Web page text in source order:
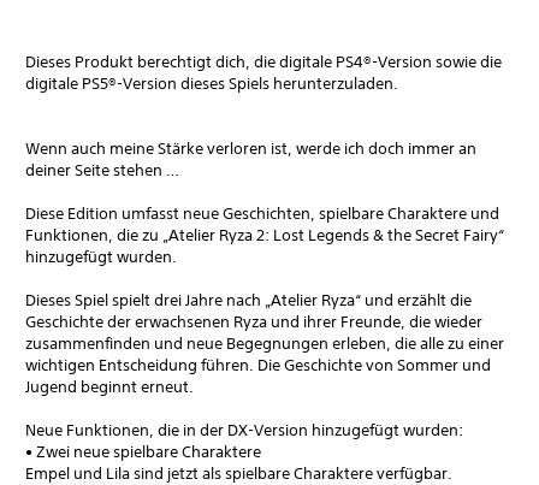
Dieses Produkt berechtigt dich, die digitale PS4®-Version sowie die
digitale PS5®-Version dieses Spiels herunterzuladen.
Wenn auch meine Stärke verloren ist, werde ich doch immer an
deiner Seite stehen …
Diese Edition umfasst neue Geschichten, spielbare Charaktere und
Funktionen, die zu „Atelier Ryza 2: Lost Legends & the Secret Fairy“
hinzugefügt wurden.
Dieses Spiel spielt drei Jahre nach „Atelier Ryza“ und erzählt die
Geschichte der erwachsenen Ryza und ihrer Freunde, die wieder
zusammenfinden und neue Begegnungen erleben, die alle zu einer
wichtigen Entscheidung führen. Die Geschichte von Sommer und
Jugend beginnt erneut.
Neue Funktionen, die in der DX-Version hinzugefügt wurden:
• Zwei neue spielbare Charaktere
Empel und Lila sind jetzt als spielbare Charaktere verfügbar.